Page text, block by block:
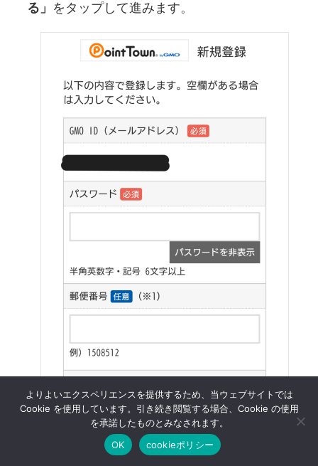
る」 をタップして進みます。
ポイントタウン新規会員登録で3000円分の特典！8/31まで
ポイントタウン無料登録はコチラ
よりよいエクスペリエンスを提供するため、当ウェブサイトでは
Cookie を使用しています。引き続き閲覧する場合、Cookie の使用
を承諾したものとみなされます。
OK
cookieポリシー